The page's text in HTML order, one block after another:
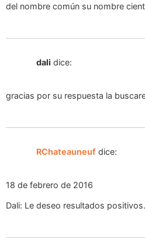
del nombre común su nombre
dali dice:
gracias por su respuesta la
RChateauneuf dice:
18 de febrero de 2016
Dali: Le deseo resultados